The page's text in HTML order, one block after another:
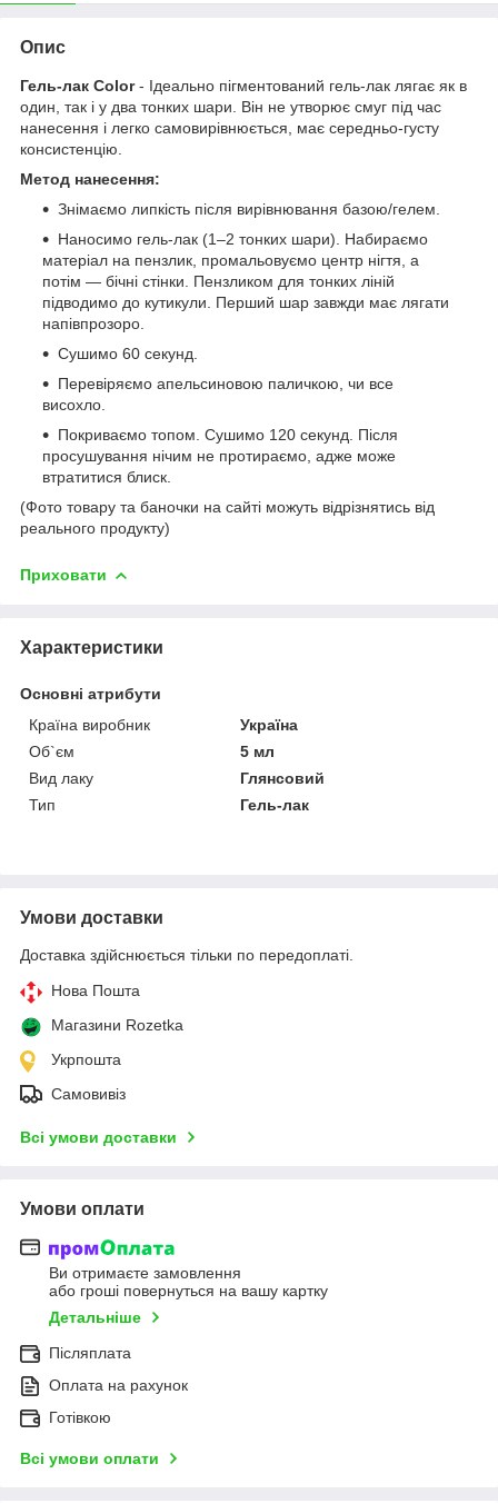
Опис
Гель-лак Color- Ідеально пігментований гель-лак лягає як в
один, так і у два тонких шари. Він не утворює смуг під час
нанесення і легко самовирівнюється, має середньо-густу
консистенцію.
Метод нанесення:
Знімаємо липкість після вирівнювання базою/гелем.
Наносимо гель-лак (1–2 тонких шари). Набираємо
матеріал на пензлик, промальовуємо центр нігтя, а
потім — бічні стінки. Пензликом для тонких ліній
підводимо до кутикули. Перший шар завжди має лягати
напівпрозоро.
Сушимо 60 секунд.
Перевіряємо апельсиновою паличкою, чи все
висохло.
Покриваємо топом. Сушимо 120 секунд. Після
просушування нічим не протираємо, адже може
втратитися блиск.
(Фото товару та баночки на сайті можуть відрізнятись від
реального продукту)
Приховати
Характеристики
Основні атрибути
Країна виробник
Україна
Об`єм
5 мл
Вид лаку
Глянсовий
Тип
Гель-лак
Умови доставки
Доставка здійснюється тільки по передоплаті.
Нова Пошта
Магазини Rozetka
Укрпошта
Самовивіз
Всі умови доставки
Умови оплати
Ви отримаєте замовлення
або гроші повернуться на вашу картку
Детальніше
Післяплата
Оплата на рахунок
Готівкою
Всі умови оплати